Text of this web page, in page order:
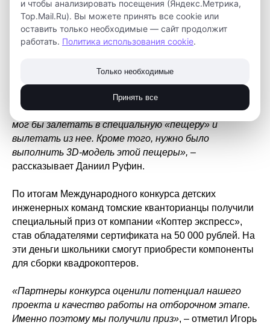
Трубицыной разрабатывали автономно управляемый
квадрокоптер. В Санкт-Петербурге команда получила
новое задание, которое необходимо было выполнить
профиля «Дрон-исследователь» стало одним из
самых сложных в финале конкурса.
«Необходимо было создать квадрокоптер, который
мог бы залетать в специальную «пещеру» и
вылетать из нее. Кроме того, нужно было
выполнить 3D-модель этой пещеры», –
рассказывает Даниил Руфин.
По итогам Международного конкурса детских
инженерных команд томские кванторианцы получили
специальный приз от компании «Коптер экспресс»,
став обладателями сертификата на 50 000 рублей. На
эти деньги школьники смогут приобрести компоненты
для сборки квадрокоптеров.
«Партнеры конкурса оценили потенциал нашего
проекта и качество работы на отборочном этапе.
Именно поэтому мы получили приз», – отметил Игорь
и чтобы анализировать посещения (Яндекс.Метрика,
Top.Mail.Ru). Вы можете принять все cookie или
оставить только необходимые — сайт продолжит
работать. Политика использования cookie.
Только необходимые
Принять все